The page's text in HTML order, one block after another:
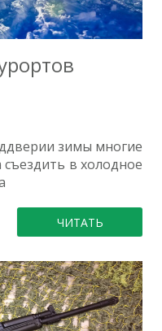
0
зимы многие
в холодное
ЧИТАТЬ